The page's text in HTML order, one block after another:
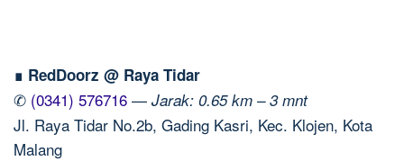
∎ RedDoorz @ Raya Tidar
✆ (0341) 576716 — Jarak: 0.65 km – 3 mnt
Jl. Raya Tidar No.2b, Gading Kasri, Kec. Klojen, Kota
Malang